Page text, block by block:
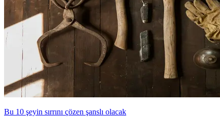
Bu 10 şeyin sırrını çözen şanslı olacak